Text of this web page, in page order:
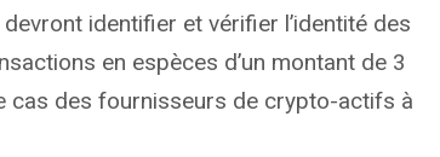
identifier et vérifier l’identité des
en espèces d’un montant de 3
cas des fournisseurs de crypto-actifs à